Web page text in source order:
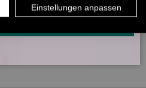
KEIN PROBLEM!
UNS DIE VORGESCHRIEBENE NACHRICHT,
Einstellungen anpassen